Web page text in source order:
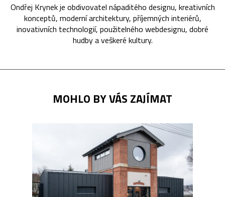
Ondřej Krynek je obdivovatel nápaditého designu, kreativních
konceptů, moderní architektury, příjemných interiérů,
inovativních technologií, použitelného webdesignu, dobré
hudby a veškeré kultury.
MOHLO BY VÁS ZAJÍMAT